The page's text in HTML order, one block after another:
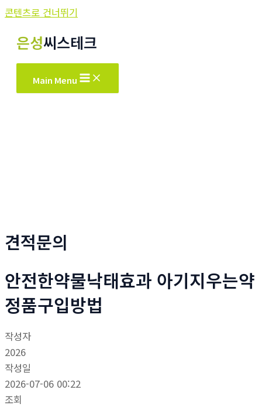
콘텐츠로 건너뛰기
은성씨스테크
Main Menu
견적문의
안전한약물낙태효과 아기지우는약
정품구입방법
작성자
2026
작성일
2026-07-06 00:22
조회